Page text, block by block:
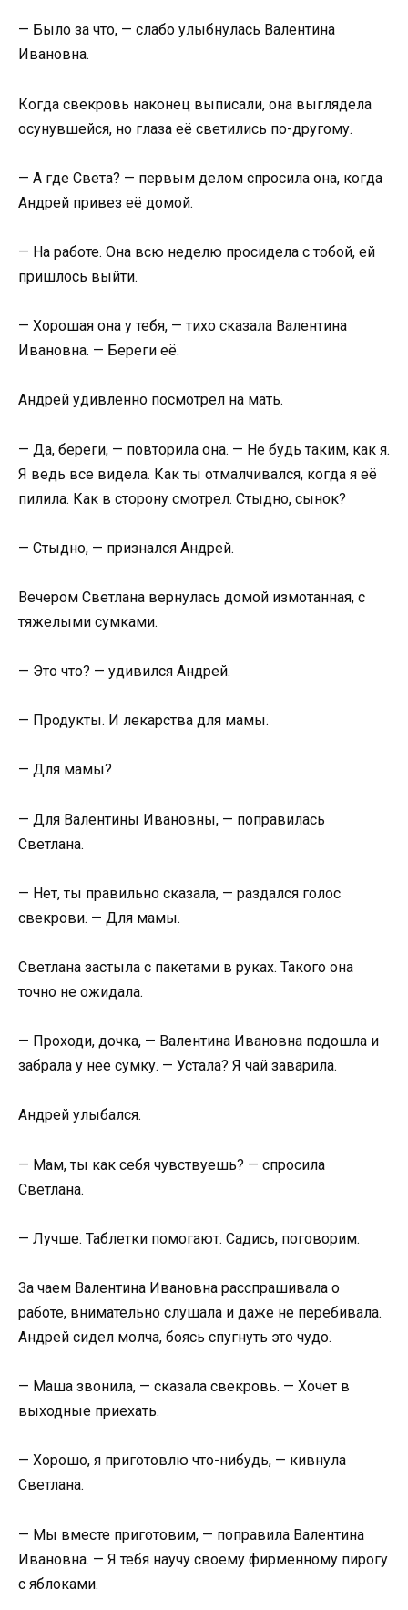
— Было за что, — слабо улыбнулась Валентина
Ивановна.
Когда свекровь наконец выписали, она выглядела
осунувшейся, но глаза её светились по-другому.
— А где Света? — первым делом спросила она, когда
Андрей привез её домой.
— На работе. Она всю неделю просидела с тобой, ей
пришлось выйти.
— Хорошая она у тебя, — тихо сказала Валентина
Ивановна. — Береги её.
Андрей удивленно посмотрел на мать.
— Да, береги, — повторила она. — Не будь таким, как я.
Я ведь все видела. Как ты отмалчивался, когда я её
пилила. Как в сторону смотрел. Стыдно, сынок?
— Стыдно, — признался Андрей.
Вечером Светлана вернулась домой измотанная, с
тяжелыми сумками.
— Это что? — удивился Андрей.
— Продукты. И лекарства для мамы.
— Для мамы?
— Для Валентины Ивановны, — поправилась
Светлана.
— Нет, ты правильно сказала, — раздался голос
свекрови. — Для мамы.
Светлана застыла с пакетами в руках. Такого она
точно не ожидала.
— Проходи, дочка, — Валентина Ивановна подошла и
забрала у нее сумку. — Устала? Я чай заварила.
Андрей улыбался.
— Мам, ты как себя чувствуешь? — спросила
Светлана.
— Лучше. Таблетки помогают. Садись, поговорим.
За чаем Валентина Ивановна расспрашивала о
работе, внимательно слушала и даже не перебивала.
Андрей сидел молча, боясь спугнуть это чудо.
— Маша звонила, — сказала свекровь. — Хочет в
выходные приехать.
— Хорошо, я приготовлю что-нибудь, — кивнула
Светлана.
— Мы вместе приготовим, — поправила Валентина
Ивановна. — Я тебя научу своему фирменному пирогу
с яблоками.